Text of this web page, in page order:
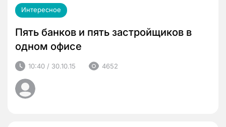
Интересное
Пять банков и пять застройщиков в
одном офисе
10:40 / 30.10.15 4652